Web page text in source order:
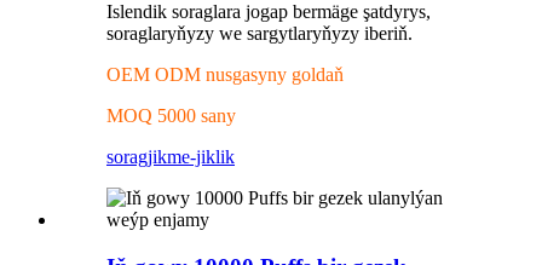
Islendik soraglara jogap bermäge şatdyrys,
soraglaryňyzy we sargytlaryňyzy iberiň.
OEM ODM nusgasyny goldaň
MOQ 5000 sany
soragjikme-jiklik